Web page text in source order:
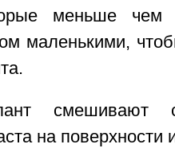
меньше
маленькими,
на поверхности